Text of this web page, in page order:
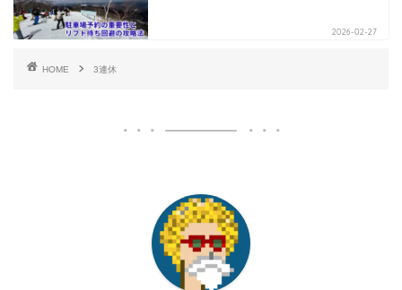
2026-02-27
HOME 3連休